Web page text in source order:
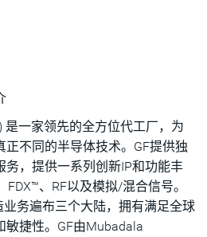
是一家领先的全方位代工厂，为
不同的半导体技术。GF提供独
务，提供一系列创新IP和功能丰
、RF以及模拟/混合信号。
业务遍布三个大陆，拥有满足全球
敏捷性。GF由Mubadala